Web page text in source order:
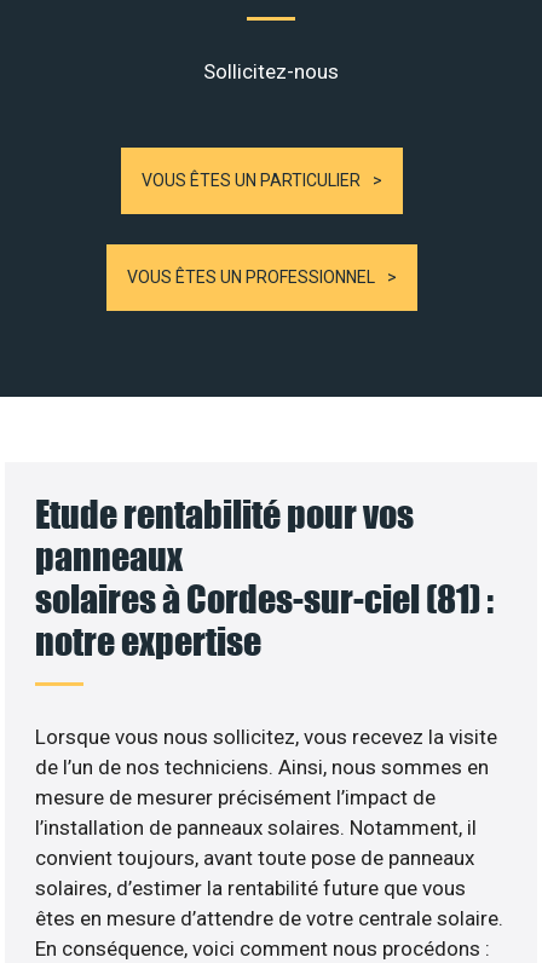
Sollicitez-nous
VOUS ÊTES UN PARTICULIER
VOUS ÊTES UN PROFESSIONNEL
Etude rentabilité pour vos
panneaux
solaires à Cordes-sur-ciel (81) :
notre expertise
Lorsque vous nous sollicitez, vous recevez la visite
de l’un de nos techniciens. Ainsi, nous sommes en
mesure de mesurer précisément l’impact de
l’installation de panneaux solaires. Notamment, il
convient toujours, avant toute pose de panneaux
solaires, d’estimer la rentabilité future que vous
êtes en mesure d’attendre de votre centrale solaire.
En conséquence, voici comment nous procédons :